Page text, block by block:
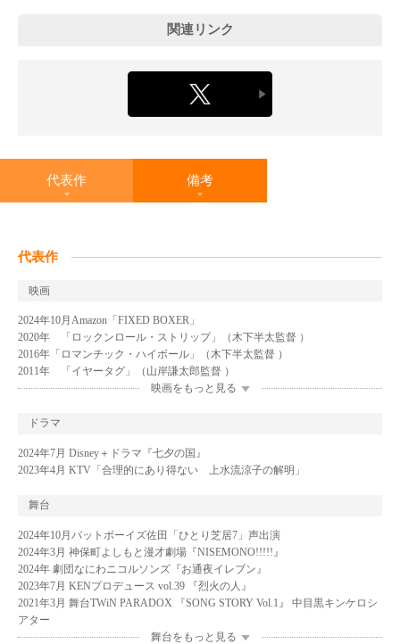
関連リンク
代表作 備考
代表作
映画
2024年10月Amazon「FIXED BOXER」
2020年 「ロックンロール・ストリップ」（木下半太監督 ）
2016年「ロマンチック・ハイボール」（木下半太監督 ）
2011年 「イヤータグ」（山岸謙太郎監督 ）
映画をもっと見る
ドラマ
2024年7月 Disney＋ドラマ『七夕の国』
2023年4月 KTV「合理的にあり得ない 上水流涼子の解明」
舞台
2024年10月バットボーイズ佐田「ひとり芝居7」声出演
2024年3月 神保町よしもと漫才劇場『NISEMONO!!!!!』
2024年 劇団なにわニコルソンズ『お通夜イレブン』
2023年7月 KENプロデュース vol.39 『烈火の人』
2021年3月 舞台TWiN PARADOX 『SONG STORY Vol.1』 中目黒キンケロシ
アター
舞台をもっと見る